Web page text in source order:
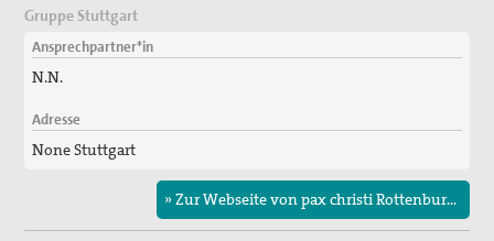
Gruppe Stuttgart
Ansprechpartner*in
N.N.
Adresse
None Stuttgart
» Zur Webseite von pax christi Rottenburg-Stuttgart